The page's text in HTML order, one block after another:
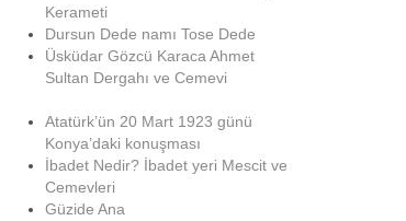
Kerameti
Dursun Dede namı Tose Dede
Üsküdar Gözcü Karaca Ahmet
Sultan Dergahı ve Cemevi
Atatürk’ün 20 Mart 1923 günü
Konya’daki konuşması
İbadet Nedir? İbadet yeri Mescit ve
Cemevleri
Güzide Ana